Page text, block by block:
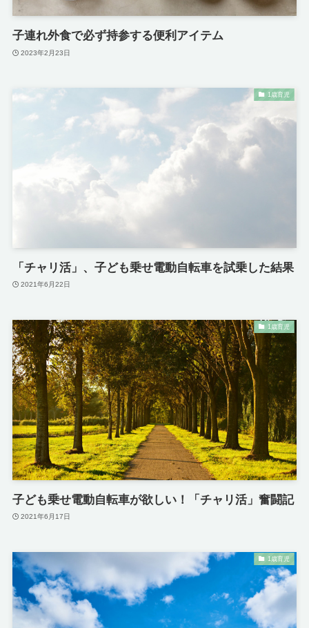
子連れ外食で必ず持参する便利アイテム
2023年2月23日
1歳育児
「チャリ活」、子ども乗せ電動自転車を試乗した結果
2021年6月22日
1歳育児
子ども乗せ電動自転車が欲しい！「チャリ活」奮闘記
2021年6月17日
1歳育児